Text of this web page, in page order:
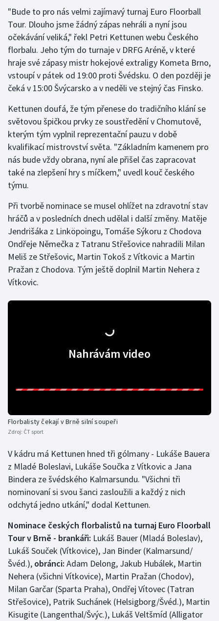
Golf
Gymnastika
Házená
Judo
Krasobruslení
Lezení
Moderní pětiboj
Motorsport
Olympijské hry
Parasport
Short track
Sportovní střelba
Stolní tenis
Triatlon
Veslování
Vodní slalom
Volejbal
Ostatní
"Bude to pro nás velmi zajímavý turnaj Euro Floorball
Tour. Dlouho jsme žádný zápas nehráli a nyní jsou
očekávání veliká," řekl Petri Kettunen webu Českého
florbalu. Jeho tým do turnaje v DRFG Aréně, v které
hraje své zápasy mistr hokejové extraligy Kometa Brno,
vstoupí v pátek od 19:00 proti Švédsku. O den později je
čeká v 15:00 Švýcarsko a v neděli ve stejný čas Finsko.
Kettunen doufá, že tým přenese do tradičního klání se
světovou špičkou prvky ze soustředění v Chomutově,
kterým tým vyplnil reprezentační pauzu v době
kvalifikací mistrovství světa. "Základním kamenem pro
nás bude vždy obrana, nyní ale přišel čas zapracovat
také na zlepšení hry s míčkem," uvedl kouč českého
týmu.
Při tvorbě nominace se musel ohlížet na zdravotní stav
hráčů a v posledních dnech udělal i další změny. Matěje
Jendrišáka z Linköpoingu, Tomáše Sýkoru z Chodova
Ondřeje Němečka z Tatranu Střešovice nahradili Milan
Meliš ze Střešovic, Martin Tokoš z Vítkovic a Martin
Pražan z Chodova. Tým ještě doplnil Martin Nehera z
Vítkovic.
Nahrávám video
Florbalisty čekají v Brně silní soupeři
Zdroj: ČT sport
V kádru má Kettunen hned tři gólmany - Lukáše Bauera
z Mladé Boleslavi, Lukáše Součka z Vítkovic a Jana
Bindera ze švédského Kalmarsundu. "Všichni tři
nominovaní si svou šanci zasloužili a každý z nich
odchytá jedno utkání," dodal Kettunen.
Nominace českých florbalistů na turnaj Euro Floorball
Tour v Brně - brankáři: Lukáš Bauer (Mladá Boleslav),
Lukáš Souček (Vítkovice), Jan Binder (Kalmarsund/
Švéd.), obránci: Adam Delong, Jakub Hubálek, Martin
Nehera (všichni Vítkovice), Martin Pražan (Chodov),
Milan Garčar (Sparta Praha), Ondřej Vítovec (Tatran
Střešovice), Patrik Suchánek (Helsigborg/Švéd.), Martin
Kisugite (Langenthal/Švýc.), Lukáš Veltšmíd (Alligator